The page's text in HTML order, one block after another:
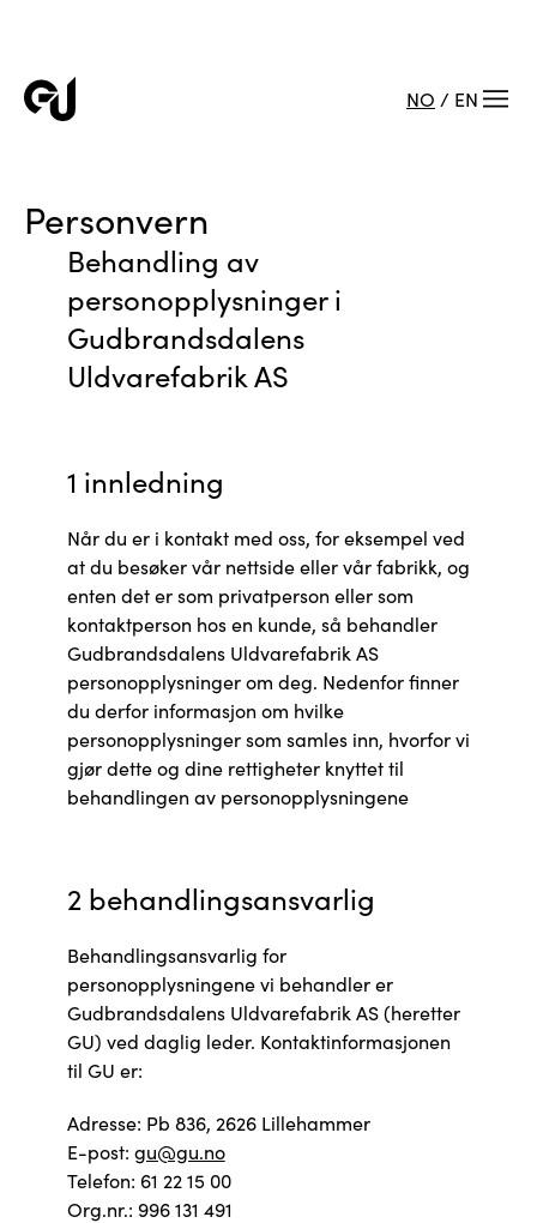
NO / EN
Personvern
Behandling av
personopplysninger i
Gudbrandsdalens
Uldvarefabrik AS
1 innledning
Når du er i kontakt med oss, for eksempel ved
at du besøker vår nettside eller vår fabrikk, og
enten det er som privatperson eller som
kontaktperson hos en kunde, så behandler
Gudbrandsdalens Uldvarefabrik AS
personopplysninger om deg. Nedenfor finner
du derfor informasjon om hvilke
personopplysninger som samles inn, hvorfor vi
gjør dette og dine rettigheter knyttet til
behandlingen av personopplysningene
2 behandlingsansvarlig
Behandlingsansvarlig for
personopplysningene vi behandler er
Gudbrandsdalens Uldvarefabrik AS (heretter
GU) ved daglig leder. Kontaktinformasjonen
til GU er:
Adresse: Pb 836, 2626 Lillehammer
E-post: gu@gu.no
Telefon: 61 22 15 00
Org.nr.: 996 131 491